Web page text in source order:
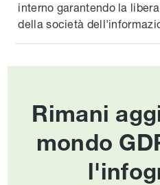
interno garantendo la
della società
Rimani
mondo